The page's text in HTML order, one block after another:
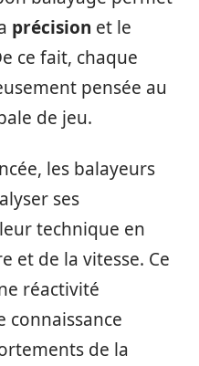
précision et le
ce fait, chaque
pensée au
de jeu.
les balayeurs
ses
technique en
et de la vitesse. Ce
réactivité
connaissance
de la